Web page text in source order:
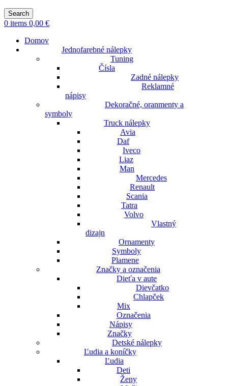
Search
0 items 0,00 €
Domov
Jednofarebné nálepky
Tuning
Čísla
Zadné nálepky
Reklamné
nápisy
Dekoračné, oranmenty a
symboly
Truck nálepky
Avia
Daf
Iveco
Liaz
Man
Mercedes
Renault
Scania
Tatra
Volvo
Vlastný
dizajn
Ornamenty
Symboly
Plamene
Značky a označenia
Dieťa v aute
Dievčatko
Chlapček
Mix
Označenia
Nápisy
Značky
Detské nálepky
Ľudia a koníčky
Ľudia
Deti
Ženy